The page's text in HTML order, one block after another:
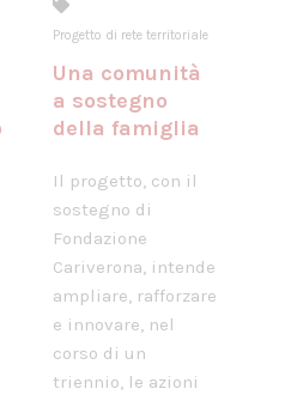
Progetto di rete territoriale
Una comunità
a sostegno
della famiglia
Il progetto, con il
sostegno di
Fondazione
Cariverona, intende
ampliare, rafforzare
e innovare, nel
corso di un
triennio, le azioni